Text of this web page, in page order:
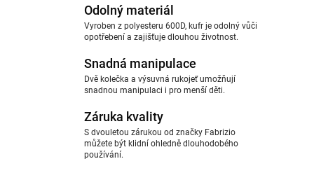
Odolný materiál
Vyroben z polyesteru 600D, kufr je odolný vůči
opotřebení a zajišťuje dlouhou životnost.
Snadná manipulace
Dvě kolečka a výsuvná rukojeť umožňují
snadnou manipulaci i pro menší děti.
Záruka kvality
S dvouletou zárukou od značky Fabrizio
můžete být klidní ohledně dlouhodobého
používání.